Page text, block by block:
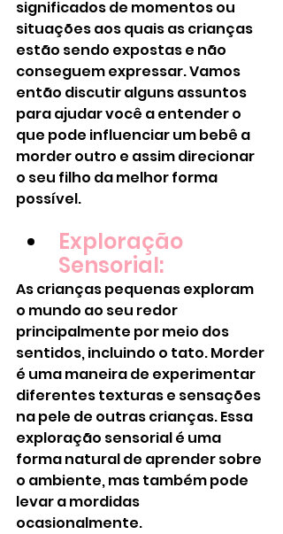
significados de momentos ou
situações aos quais as crianças
estão sendo expostas e não
conseguem expressar. Vamos
então discutir alguns assuntos
para ajudar você a entender o
que pode influenciar um bebê a
morder outro e assim direcionar
o seu filho da melhor forma
possível.
Exploração
Sensorial:
As crianças pequenas exploram
o mundo ao seu redor
principalmente por meio dos
sentidos, incluindo o tato. Morder
é uma maneira de experimentar
diferentes texturas e sensações
na pele de outras crianças. Essa
exploração sensorial é uma
forma natural de aprender sobre
o ambiente, mas também pode
levar a mordidas
ocasionalmente.